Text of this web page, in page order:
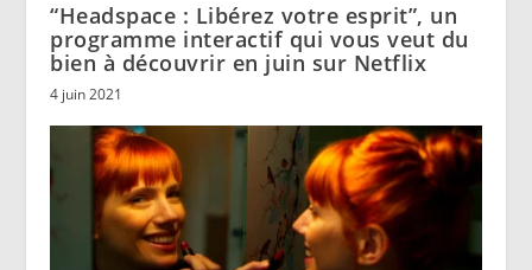
“Headspace : Libérez votre esprit”, un
programme interactif qui vous veut du
bien à découvrir en juin sur Netflix
4 juin 2021